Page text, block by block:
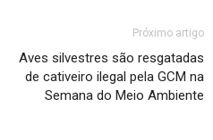
Próximo artigo
Aves silvestres são resgatadas
de cativeiro ilegal pela GCM na
Semana do Meio Ambiente